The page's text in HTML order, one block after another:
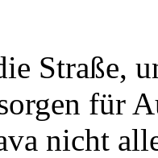
Straße,
für
nicht